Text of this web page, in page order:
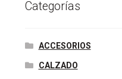
e
o
t
e
r
Categorías
ACCESORIOS
CALZADO